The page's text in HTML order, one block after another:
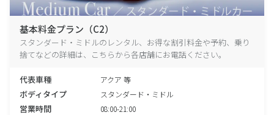
基本料金プラン（C2）
スタンダード・ミドルのレンタル、お得な割引料金や予約、乗り
捨てなどの詳細は、こちらから各店舗にお電話ください。
代表車種 アクア 等
ボディタイプ スタンダード・ミドル
営業時間 08:00-21:00